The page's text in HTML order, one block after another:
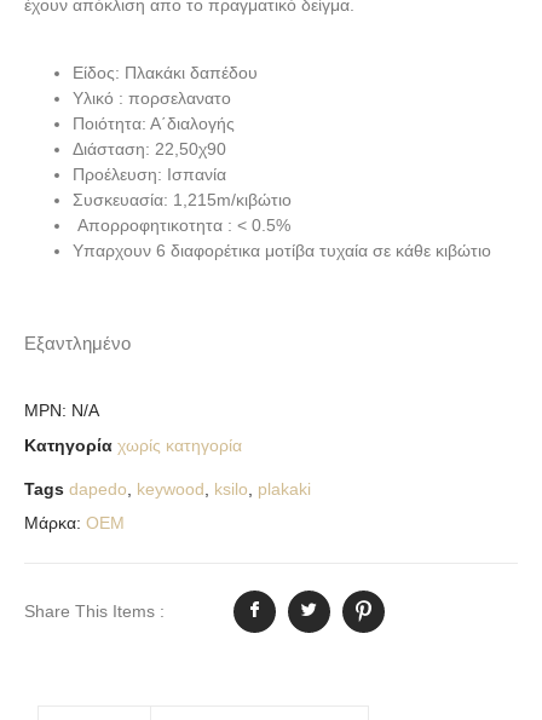
έχουν απόκλιση απο το πραγματικό δείγμα.
Είδος: Πλακάκι δαπέδου
Υλικό : πορσελανατο
Ποιότητα: Α΄διαλογής
Διάσταση: 22,50χ90
Προέλευση: Ισπανία
Συσκευασία: 1,215m/κιβώτιο
Απορροφητικοτητα : < 0.5%
Υπαρχουν 6 διαφορέτικα μοτίβα τυχαία σε κάθε κιβώτιο
Εξαντλημένο
MPN: N/A
Κατηγορία χωρίς κατηγορία
Tags dapedo keywood ksilo
plakaki
Μάρκα: OEM
Share This Items :